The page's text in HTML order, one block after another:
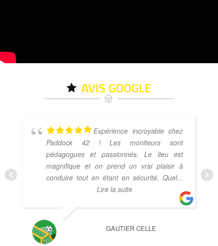
AVIS GOOGLE
Expérience incroyable chez
Paddock 42 ! Les moniteurs sont
pédagogues et passionnés. Le lieu est
magnifique et on prend un vrai plaisir à
conduire tout en étant en sécurité. Quel...
Lire la suite
GAUTIER CELLE